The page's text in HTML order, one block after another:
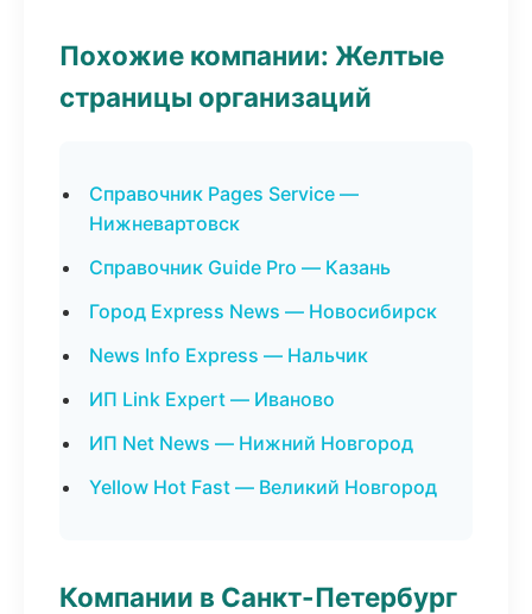
Похожие компании: Желтые
страницы организаций
Справочник Pages Service —
Нижневартовск
Справочник Guide Pro — Казань
Город Express News — Новосибирск
News Info Express — Нальчик
ИП Link Expert — Иваново
ИП Net News — Нижний Новгород
Yellow Hot Fast — Великий Новгород
Компании в Санкт-Петербург